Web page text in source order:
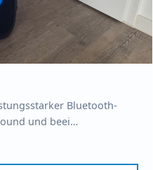
Bluetooth-
und beei…